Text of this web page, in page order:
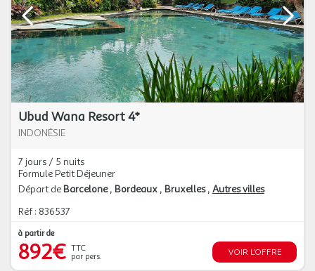
Ubud Wana Resort 4*
INDONÉSIE
7 jours / 5 nuits
Formule Petit Déjeuner
Départ de Barcelone Bordeaux Bruxelles Autres villes
Réf : 836537
à partir de
892€ TTC
par pers.
VOIR L'OFFRE